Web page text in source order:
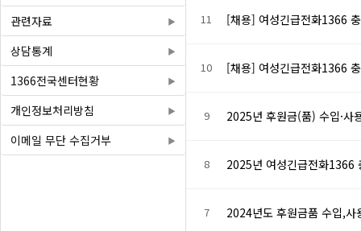
관련자료
상담통계
1366전국센터현황
개인정보처리방침
이메일 무단 수집거부
11 [채용] 여성긴급전화1366
10 [채용] 여성긴급전화1366
9 2025년 후원금(품) 수입·사
8 2025년 여성긴급전화1366
7 2024년도 후원금품 수입,